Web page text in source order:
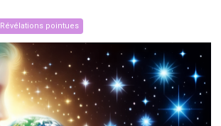
Révélations pointues